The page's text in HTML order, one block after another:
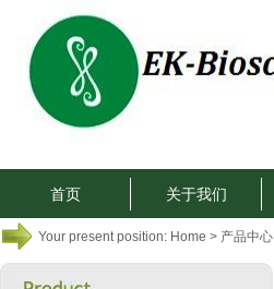
首页 关于我们
Your present position: Home > 产品中心